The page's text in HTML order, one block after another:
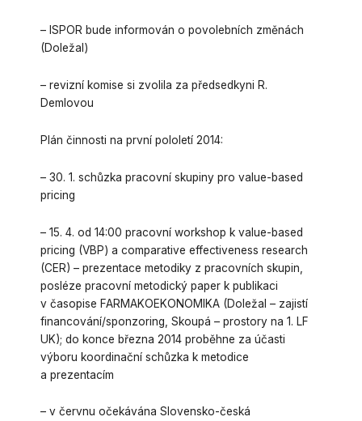
– ISPOR bude informován o povolebních změnách
(Doležal)
– revizní komise si zvolila za předsedkyni R.
Demlovou
Plán činnosti na první pololetí 2014:
– 30. 1. schůzka pracovní skupiny pro value-based
pricing
– 15. 4. od 14:00 pracovní workshop k value-based
pricing (VBP) a comparative effectiveness research
(CER) – prezentace metodiky z pracovních skupin,
posléze pracovní metodický paper k publikaci
v časopise FARMAKOEKONOMIKA (Doležal – zajistí
financování/sponzoring, Skoupá – prostory na 1. LF
UK); do konce března 2014 proběhne za účasti
výboru koordinační schůzka k metodice
a prezentacím
– v červnu očekávána Slovensko-česká